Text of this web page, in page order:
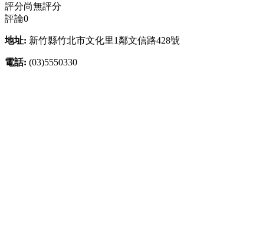
評分尚無評分
評論0
地址: 新竹縣竹北市文化里1鄰文信路428號
電話: (03)5550330